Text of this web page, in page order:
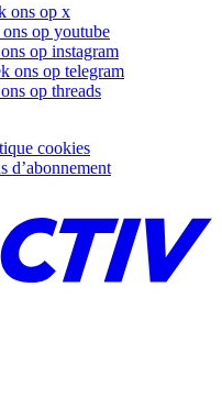
ons op x
op youtube
op instagram
ons op telegram
op threads
cookies
d’abonnement